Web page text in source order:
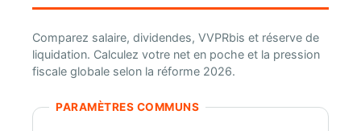
Comparez salaire, dividendes, VVPRbis et réserve de
liquidation. Calculez votre net en poche et la pression
fiscale globale selon la réforme 2026.
PARAMÈTRES COMMUNS